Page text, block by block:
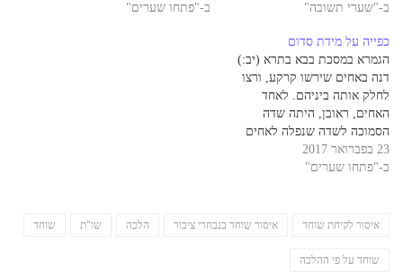
מראש. כדי שהצילומים יעברו
קרובת משפחתו, שתשהה אצלו
בבית בלילה שלפני הצילומים,
וביום הצילומים, וכך…
ב-"שערי תשובה"
והחרשים, והסומים, והרשעים,
ב-"פתחו שערים"
כפייה על מידת סדום
הגמרא במסכת בבא בתרא (יב:)
דנה באחים שירשו קרקע, ורצו
לחלק אותה ביניהם. לאחד
האחים, ראובן, היתה שדה
הסמוכה לשדה שנפלה לאחים
בירושה, והוא ביקש, שהחלק של
השדה שבירושה שהוא מקבל,
כך, אם חלק הירושה שסמוך
23 בפברואר 2017
ב-"פתחו שערים"
איסור לקיחת שוחד איסור שוחד בנבחרי ציבור הלכה שו"ת שוחד
שוחד על פי ההלכה